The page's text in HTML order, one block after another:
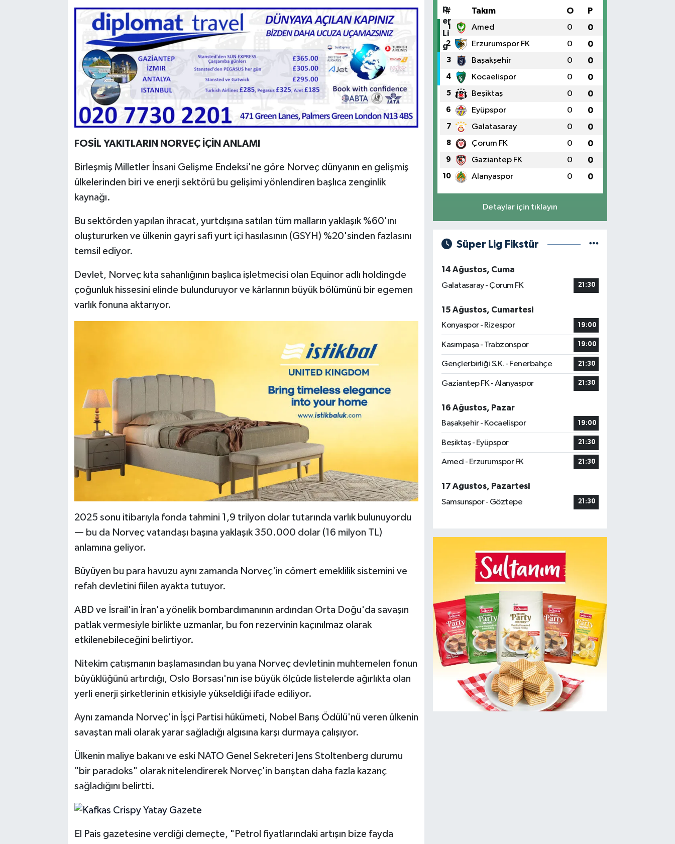
FOSİL YAKITLARIN NORVEÇ İÇİN ANLAMI
Birleşmiş Milletler İnsani Gelişme Endeksi'ne göre Norveç dünyanın en gelişmiş
ülkelerinden biri ve enerji sektörü bu gelişimi yönlendiren başlıca zenginlik
kaynağı.
Bu sektörden yapılan ihracat, yurtdışına satılan tüm malların yaklaşık %60'ını
oluştururken ve ülkenin gayri safi yurt içi hasılasının (GSYH) %20'sinden fazlasını
temsil ediyor.
Devlet, Norveç kıta sahanlığının başlıca işletmecisi olan Equinor adlı holdingde
çoğunluk hissesini elinde bulunduruyor ve kârlarının büyük bölümünü bir egemen
varlık fonuna aktarıyor.
2025 sonu itibarıyla fonda tahmini 1,9 trilyon dolar tutarında varlık bulunuyordu
— bu da Norveç vatandaşı başına yaklaşık 350.000 dolar (16 milyon TL)
anlamına geliyor.
Büyüyen bu para havuzu aynı zamanda Norveç'in cömert emeklilik sistemini ve
refah devletini fiilen ayakta tutuyor.
ABD ve İsrail'in İran'a yönelik bombardımanının ardından Orta Doğu'da savaşın
patlak vermesiyle birlikte uzmanlar, bu fon rezervinin kaçınılmaz olarak
etkilenebileceğini belirtiyor.
Nitekim çatışmanın başlamasından bu yana Norveç devletinin muhtemelen fonun
büyüklüğünü artırdığı, Oslo Borsası'nın ise büyük ölçüde listelerde ağırlıkta olan
yerli enerji şirketlerinin etkisiyle yükseldiği ifade ediliyor.
Aynı zamanda Norveç'in İşçi Partisi hükümeti, Nobel Barış Ödülü'nü veren ülkenin
savaştan mali olarak yarar sağladığı algısına karşı durmaya çalışıyor.
Ülkenin maliye bakanı ve eski NATO Genel Sekreteri Jens Stoltenberg durumu
"bir paradoks" olarak nitelendirerek Norveç'in barıştan daha fazla kazanç
sağladığını belirtti.
El Pais gazetesine verdiği demeçte, "Petrol fiyatlarındaki artışın bize fayda
# Takım O P
1 Amed 0 0
2 Erzurumspor FK 0 0
3 Başakşehir 0 0
4 Kocaelispor 0 0
5 Beşiktaş 0 0
6 Eyüpspor 0 0
7 Galatasaray 0 0
8 Çorum FK 0 0
9 Gaziantep FK 0 0
10 Alanyaspor 0 0
Detaylar için tıklayın
Süper Lig Fikstür
14 Ağustos, Cuma
Galatasaray - Çorum FK
21:30
15 Ağustos, Cumartesi
Konyaspor - Rizespor
19:00
Kasımpaşa - Trabzonspor 19:00
Gençlerbirliği S.K. - Fenerbahçe 21:30
Gaziantep FK - Alanyaspor 21:30
16 Ağustos, Pazar
Başakşehir - Kocaelispor
19:00
Beşiktaş - Eyüpspor 21:30
Amed - Erzurumspor FK 21:30
17 Ağustos, Pazartesi
Samsunspor - Göztepe
21:30